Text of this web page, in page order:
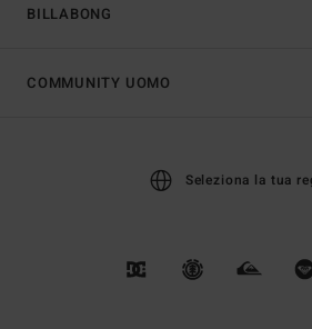
BILLABONG
COMMUNITY UOMO
Seleziona la tua